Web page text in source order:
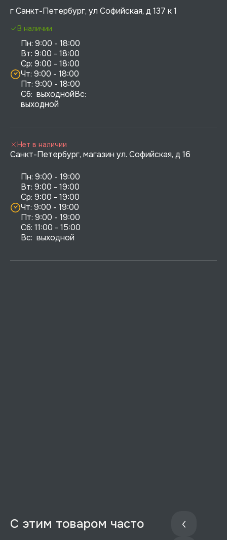
г Санкт-Петербург, ул Софийская, д 137 к 1
Пн: 9:00 - 18:00
Вт: 9:00 - 18:00
Ср: 9:00 - 18:00
Чт: 9:00 - 18:00
Пт: 9:00 - 18:00
Сб:  выходнойВс:
выходной
В наличии
Санкт-Петербург, магазин ул. Софийская, д 16
Пн: 9:00 - 19:00
Вт: 9:00 - 19:00
Ср: 9:00 - 19:00
Чт: 9:00 - 19:00
Пт: 9:00 - 19:00
Сб: 11:00 - 15:00
Вс:  выходной
Нет в наличии
С этим товаром часто